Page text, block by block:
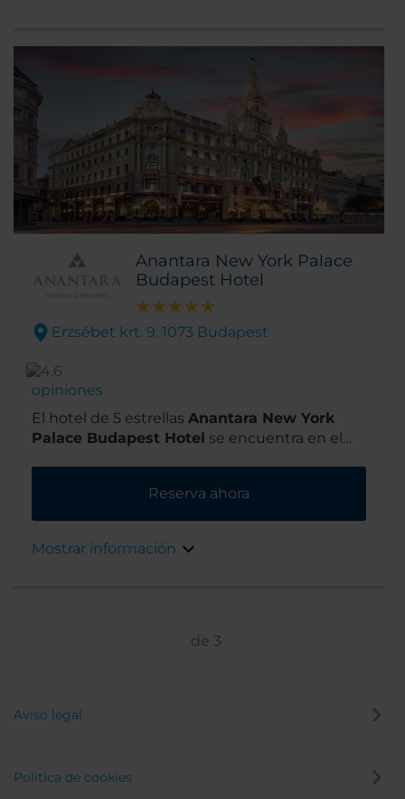
Anantara New York Palace
Budapest Hotel
Erzsébet krt. 9. 1073 Budapest
opiniones
El hotel de 5 estrellas Anantara New York
Palace Budapest Hotel se encuentra en el
restaurantes y bares en el lado del Danubio
de Pest, cerca de lugares de interés turístico y
Reserva ahora
Mostrar información
de 3
Aviso legal
Política de cookies